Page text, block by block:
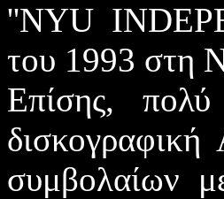
''NYU
του 1993 στη
Επίσης,
δισκογραφική
συμβολαίων